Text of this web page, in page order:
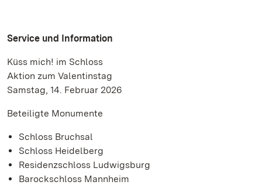
Service und Information
Küss mich! im Schloss
Aktion zum Valentinstag
Samstag, 14. Februar 2026
Beteiligte Monumente
Schloss Bruchsal
Schloss Heidelberg
Residenzschloss Ludwigsburg
Barockschloss Mannheim